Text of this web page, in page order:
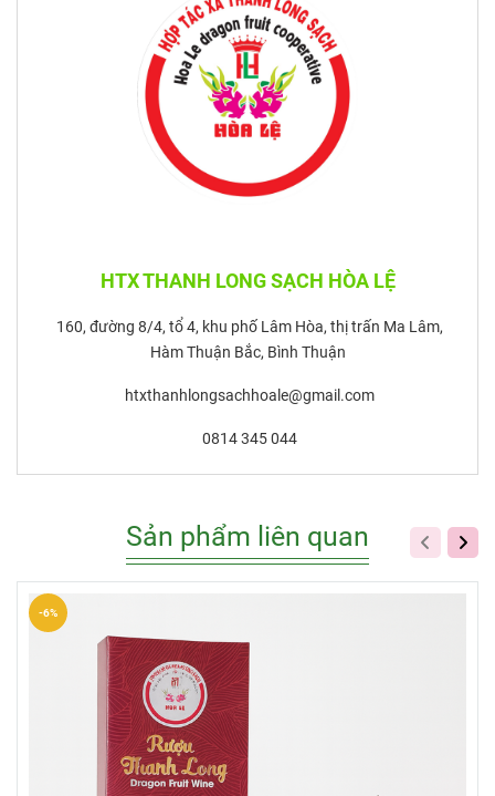
HTX THANH LONG SẠCH HÒA LỆ
160, đường 8/4, tổ 4, khu phố Lâm Hòa, thị trấn Ma Lâm,
Hàm Thuận Bắc, Bình Thuận
htxthanhlongsachhoale@gmail.com
0814 345 044
Sản phẩm liên quan
-6%